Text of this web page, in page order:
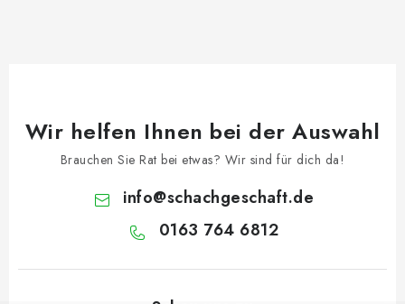
Wir helfen Ihnen bei der Auswahl
Brauchen Sie Rat bei etwas? Wir sind für dich da!
info@schachgeschaft.de
0163 764 6812